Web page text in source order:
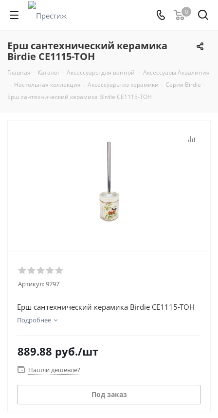
0
Ерш сантехнический керамика
Birdie CE1115-TOH
Главная - Каталог - Аксессуары для ванной - Аксессуары Аквалиния
- Настольная коллекция - Аксессуары из керамики - Серия Birdie -
Ерш сантехнический керамика Birdie CE1115-TOH
Артикул:9797
Ерш сантехнический керамика Birdie CE1115-TOH
Подробнее
889.88 руб./шт
Нашли дешевле?
Под заказ